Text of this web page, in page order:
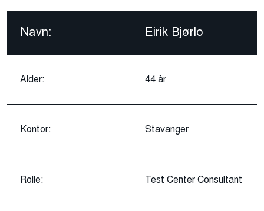
Navn:
Alder:
Kontor:
Rolle:
Eirik Bjørlo
44 år
Stavanger
Test Center Consultant